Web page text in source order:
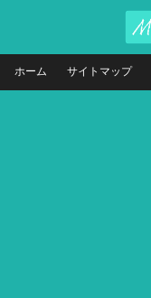
ホーム サイトマップ